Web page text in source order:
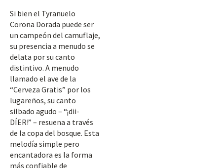
Si bien el Tyranuelo
Corona Dorada puede ser
un campeón del camuflaje,
su presencia a menudo se
delata por su canto
distintivo. A menudo
llamado el ave de la
“Cerveza Gratis” por los
lugareños, su canto
silbado agudo – “¡dii-
DÍER!” – resuena a través
de la copa del bosque. Esta
melodía simple pero
encantadora es la forma
más confiable de